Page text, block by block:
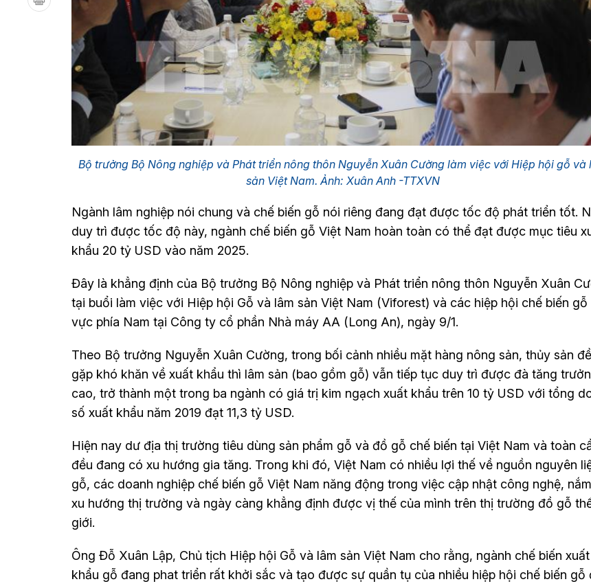
Bộ trưởng Bộ Nông nghiệp và Phát triển nông thôn Nguyễn Xuân Cường làm việc với Hiệp hội gỗ và
sản Việt Nam. Ảnh: Xuân Anh -TTXVN
Ngành lâm nghiệp nói chung và chế biến gỗ nói riêng đang đạt được tốc độ phát triển tốt.
duy trì được tốc độ này, ngành chế biến gỗ Việt Nam hoàn toàn có thể đạt được mục tiêu
khẩu 20 tỷ USD vào năm 2025.
Đây là khẳng định của Bộ trưởng Bộ Nông nghiệp và Phát triển nông thôn Nguyễn Xuân
tại buổi làm việc với Hiệp hội Gỗ và lâm sản Việt Nam (Viforest) và các hiệp hội chế biến gỗ
vực phía Nam tại Công ty cổ phần Nhà máy AA (Long An), ngày 9/1.
Theo Bộ trưởng Nguyễn Xuân Cường, trong bối cảnh nhiều mặt hàng nông sản, thủy sản
gặp khó khăn về xuất khẩu thì lâm sản (bao gồm gỗ) vẫn tiếp tục duy trì được đà tăng
cao, trở thành một trong ba ngành có giá trị kim ngạch xuất khẩu trên 10 tỷ USD với tổng
số xuất khẩu năm 2019 đạt 11,3 tỷ USD.
Hiện nay dư địa thị trường tiêu dùng sản phẩm gỗ và đồ gỗ chế biến tại Việt Nam và toàn
đều đang có xu hướng gia tăng. Trong khi đó, Việt Nam có nhiều lợi thế về nguồn nguyên
gỗ, các doanh nghiệp chế biến gỗ Việt Nam năng động trong việc cập nhật công nghệ,
xu hướng thị trường và ngày càng khẳng định được vị thế của mình trên thị trường đồ gỗ
giới.
Ông Đỗ Xuân Lập, Chủ tịch Hiệp hội Gỗ và lâm sản Việt Nam cho rằng, ngành chế biến xuất
khẩu gỗ đang phat triển rất khởi sắc và tạo được sự quần tụ của nhiều hiệp hội chế biến gỗ